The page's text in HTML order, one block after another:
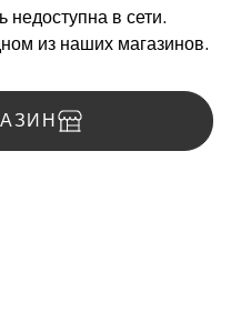
в сети.
из наших магазинов.